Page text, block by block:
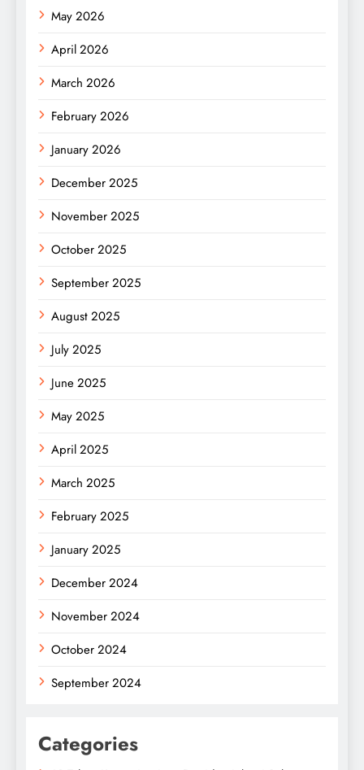
May 2026
April 2026
March 2026
February 2026
January 2026
December 2025
November 2025
October 2025
September 2025
August 2025
July 2025
June 2025
May 2025
April 2025
March 2025
February 2025
January 2025
December 2024
November 2024
October 2024
September 2024
Categories